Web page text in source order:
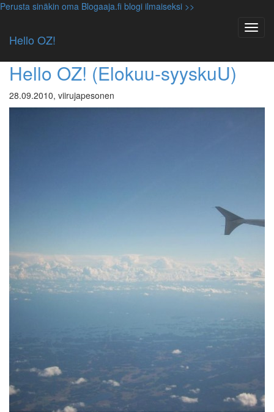
Perusta sinäkin oma Blogaaja.fi blogi ilmaiseksi >>
Hello OZ!
Luokittelematon
Hello OZ! (Elokuu-syyskuU)
28.09.2010, viirujapesonen